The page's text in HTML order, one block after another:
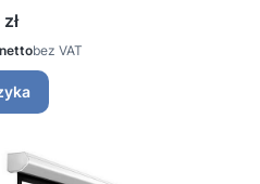
bez VAT